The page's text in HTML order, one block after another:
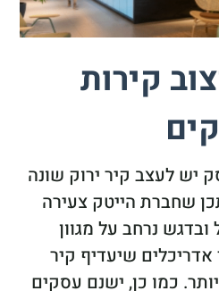
קירות
יש לעצב קיר ירוק שונה
שחברת הייטק צעירה
ובדגש נרחב על מגוון
שיעדיף קיר
כמו כן, ישנם עסקים